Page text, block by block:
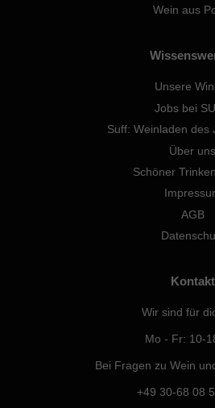
Wein aus
Unsere
Jobs bei
Suff: Weinladen des
Über uns
Schöner
AGB
Kontakt
Wir sind für
Mo - Fr: 10-
Bei Fragen zu Wein
+49 30-68 08